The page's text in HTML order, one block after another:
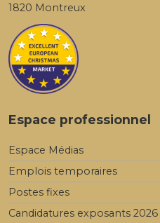
1820 Montreux
Espace professionnel
Espace Médias
Emplois temporaires
Postes fixes
Candidatures exposants 2026